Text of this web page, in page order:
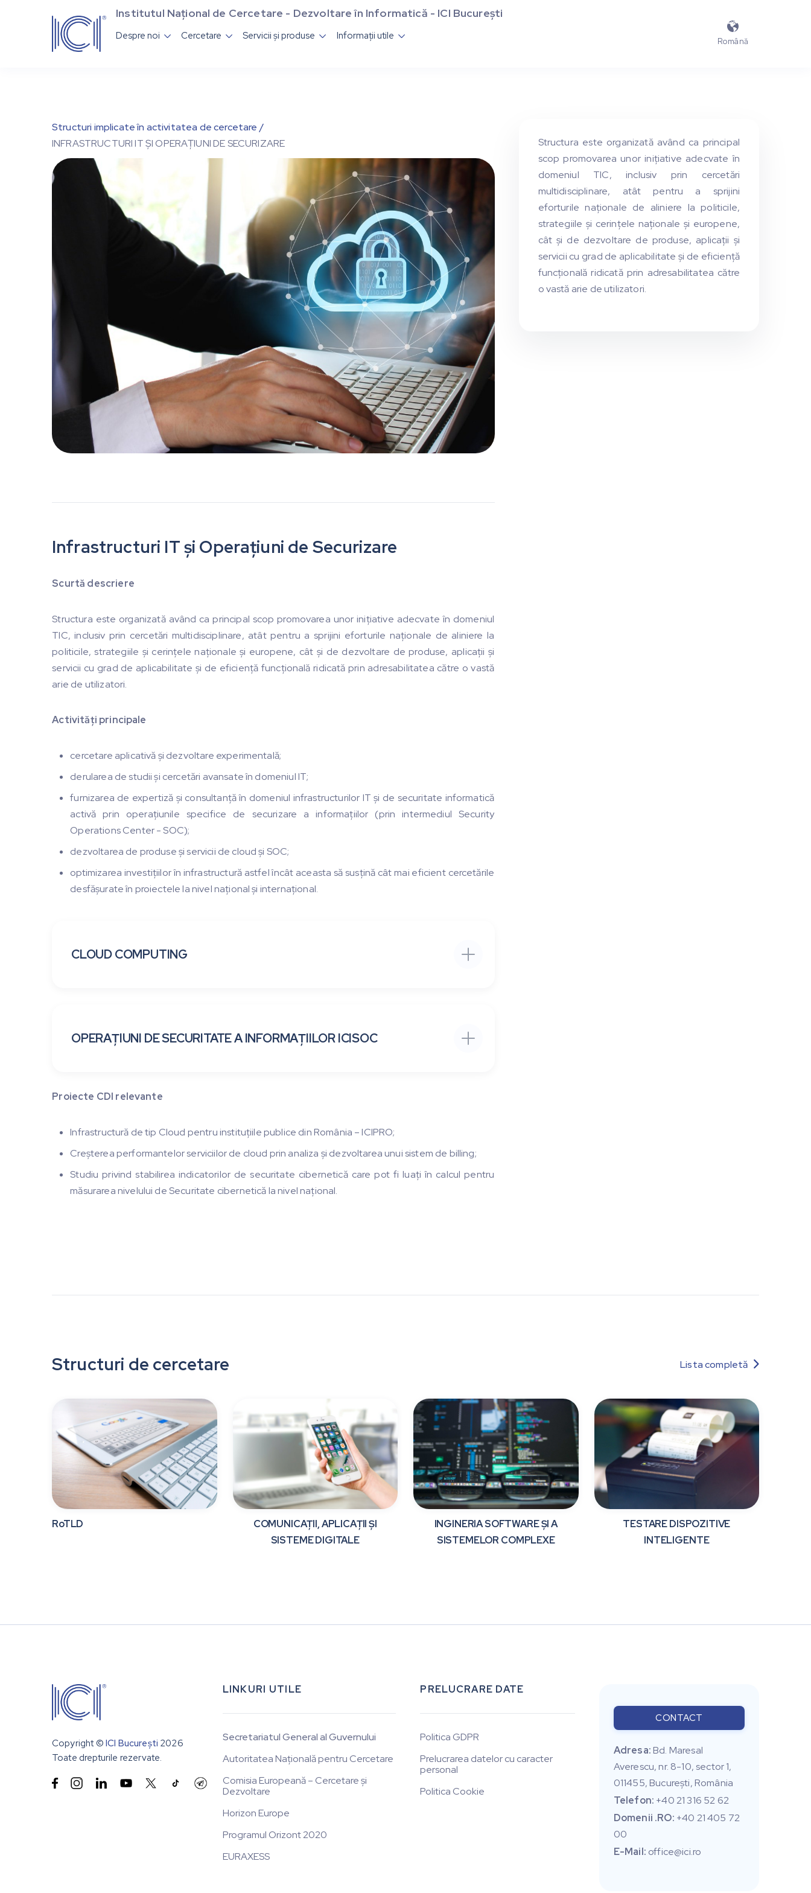
Institutul Național de Cercetare - Dezvoltare în Informatică - ICI București
Despre noi  Cercetare  Servicii și produse  Informații utile 

Română
Structuri implicate în activitatea de cercetare /
INFRASTRUCTURI IT ȘI OPERAȚIUNI DE SECURIZARE
Infrastructuri IT și Operațiuni de Securizare
Scurtă descriere
Structura este organizată având ca principal scop promovarea unor inițiative adecvate în domeniul
TIC, inclusiv prin cercetări multidisciplinare, atât pentru a sprijini eforturile naționale de aliniere la
politicile, strategiile și cerințele naționale și europene, cât și de dezvoltare de produse, aplicații și
servicii cu grad de aplicabilitate și de eficiență funcțională ridicată prin adresabilitatea către o vastă
arie de utilizatori.
Activități principale
cercetare aplicativă și dezvoltare experimentală;
derularea de studii și cercetări avansate în domeniul IT;
furnizarea de expertiză și consultanță în domeniul infrastructurilor IT și de securitate informatică
activă prin operațiunile specifice de securizare a informațiilor (prin intermediul Security
Operations Center - SOC);
dezvoltarea de produse și servicii de cloud și SOC;
optimizarea investițiilor în infrastructură astfel încât aceasta să susțină cât mai eficient cercetările
desfășurate în proiectele la nivel național și internațional.
CLOUD COMPUTING
OPERAȚIUNI DE SECURITATE A INFORMAȚIILOR ICISOC
Proiecte CDI relevante
Infrastructură de tip Cloud pentru instituțiile publice din România – ICIPRO;
Creșterea performantelor serviciilor de cloud prin analiza și dezvoltarea unui sistem de billing;
Studiu privind stabilirea indicatorilor de securitate cibernetică care pot fi luați în calcul pentru
măsurarea nivelului de Securitate cibernetică la nivel național.
Structura este organizată având ca principal
scop promovarea unor inițiative adecvate în
domeniul TIC, inclusiv prin cercetări
multidisciplinare, atât pentru a sprijini
eforturile naționale de aliniere la politicile,
strategiile și cerințele naționale și europene,
cât și de dezvoltare de produse, aplicații și
servicii cu grad de aplicabilitate și de eficiență
funcțională ridicată prin adresabilitatea către
o vastă arie de utilizatori.
Structuri de cercetare Lista completă 
RoTLD
COMUNICAȚII, APLICAȚII ȘI
SISTEME DIGITALE
INGINERIA SOFTWARE ȘI A
SISTEMELOR COMPLEXE
TESTARE DISPOZITIVE
INTELIGENTE
Copyright © ICI București 2026
Toate drepturile rezervate.
 
LINKURI UTILE
Secretariatul General al Guvernului
Autoritatea Națională pentru Cercetare
Comisia Europeană – Cercetare și
Dezvoltare
Horizon Europe
Programul Orizont 2020
EURAXESS
PRELUCRARE DATE
Politica GDPR
Prelucrarea datelor cu caracter
personal
Politica Cookie
CONTACT
Adresa:Bd. Maresal
Averescu, nr. 8-10, sector 1,
011455, Bucureşti, România
Telefon: +40 21 316 52 62
Domenii .RO: +40 21 405 72
00
E-Mail: office@ici.ro